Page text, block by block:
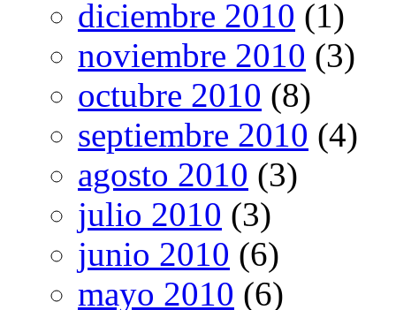
diciembre 2010 (1)
noviembre 2010 (3)
octubre 2010 (8)
septiembre 2010 (4)
agosto 2010 (3)
julio 2010 (3)
junio 2010 (6)
mayo 2010 (6)